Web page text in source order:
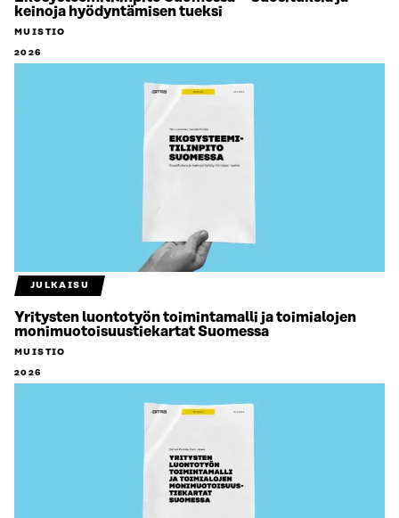
keinoja hyödyntämisen tueksi
MUISTIO
2026
JULKAISU
Yritysten luontotyön toimintamalli ja toimialojen
monimuotoisuustiekartat Suomessa
MUISTIO
2026